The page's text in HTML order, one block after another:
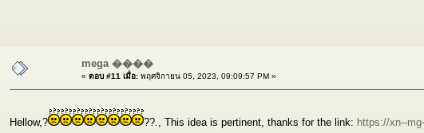
mega ����
« ตอบ #11 เมื่อ: พฤศจิกายน 05, 2023, 09:09:57 PM »
Hellow,? ??., This idea is pertinent, thanks for the link: https://xn--